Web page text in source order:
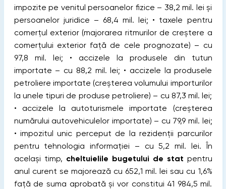
impozite pe venitul persoanelor fizice – 38,2 mil. lei și
persoanelor juridice – 68,4 mil. lei; • taxele pentru
comerțul exterior (majorarea ritmurilor de creștere a
comerțului exterior față de cele prognozate) – cu
97,8 mil. lei; • accizele la produsele din tutun
importate – cu 88,2 mil. lei; • accizele la produsele
petroliere importate (creșterea volumului importurilor
la unele tipuri de produse petroliere) – cu 87,3 mil. lei;
• accizele la autoturismele importate (creșterea
numărului autovehiculelor importate) – cu 79,9 mil. lei;
• impozitul unic perceput de la rezidenții parcurilor
pentru tehnologia informației – cu 5,2 mil. lei. În
același timp, cheltuielile bugetului de stat pentru
anul curent se majorează cu 652,1 mil. lei sau cu 1,6%
față de suma aprobată și vor constitui 41 984,5 mil.